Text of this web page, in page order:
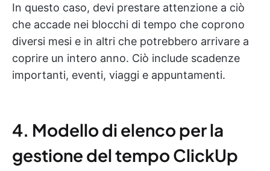
In questo caso, devi prestare attenzione a ciò
che accade nei blocchi di tempo che coprono
diversi mesi e in altri che potrebbero arrivare a
coprire un intero anno. Ciò include scadenze
importanti, eventi, viaggi e appuntamenti.
4. Modello di elenco per la
gestione del tempo ClickUp